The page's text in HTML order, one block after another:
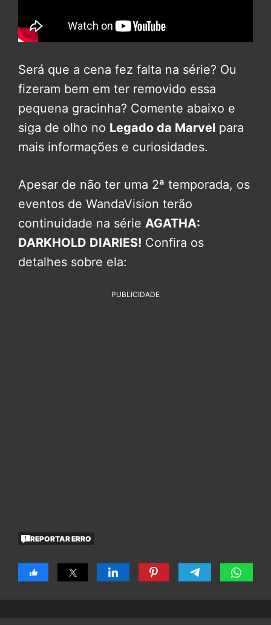
Será que a cena fez falta na série? Ou
fizeram bem em ter removido essa
pequena gracinha? Comente abaixo e
siga de olho no Legado da Marvel para
mais informações e curiosidades.
Apesar de não ter uma 2ª temporada, os
eventos de WandaVision terão
continuidade na série AGATHA:
DARKHOLD DIARIES! Confira os
detalhes sobre ela:
PUBLICIDADE
REPORTAR ERRO